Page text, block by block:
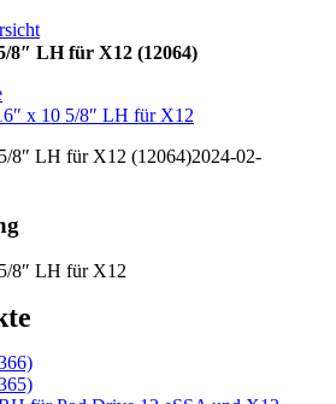
8″ LH für X12 (12064)
8″ LH für X12 (12064)2024-02-
8″ LH für X12